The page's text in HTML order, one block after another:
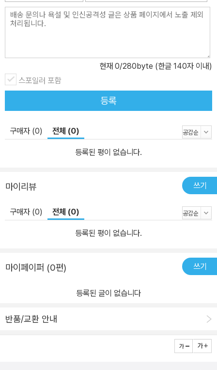
보 카드를 제공합니다. 읽고 말하기 읽기 전 읽기 읽기 후 듣고 말
하기 듣기 전 듣기 듣기 후 단원 마무리 학습자의 복습을 위해 목표
ng University 이화여자대학교 한국학과 한국어교육전공 박사 수료
Ph.D. Candidate in Teaching Korean as a Foreign Languag
e, Ewha Womans University 구은미 Koo Eun-mi 서강대학교
한국어교육원 대우전임강사 Instructor, KLEC, Sogang Universi
panese Language Education, Osaka University of Foreign
Studies 최연재 Choe Yeon-jae 서강대학교 한국어교육원 대우전
임강사 Instructor, KLEC, Sogang University 한국외국어대학교
ching Korean as a Foreign Language, Hankuk University of
대우전임강사 Instructor, KLEC, Sogang University 서울대학교
국어교육과 한국어교육전공 석사 M.A. in Korean Language Edu
cation, Seoul National Universit 연구보조원 Research Assist
사 Instructor, KLEC, Sogang University 서울대학교 국어교육
과 한국어교육전공 박사 수료 Ph.D. Candidate in Korean Langu
age Education, Seoul National University 이진주 Lee Jin-ju
g University 서울대학교 국어교육과 한국어교육전공 석사 M.A. in
현재 0/280byte (한글 140자 이내)
스포일러 포함
등록
구매자 (0) 전체 (0)
등록된 평이 없습니다.
마이리뷰 쓰기
구매자 (0) 전체 (0)
등록된 평이 없습니다.
마이페이퍼 (0편) 쓰기
등록된 글이 없습니다
반품/교환 안내